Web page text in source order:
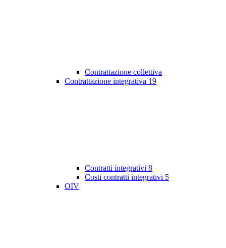
Contrattazione collettiva
Contrattazione integrativa 19
Contratti integrativi 8
Costi contratti integrativi 5
OIV